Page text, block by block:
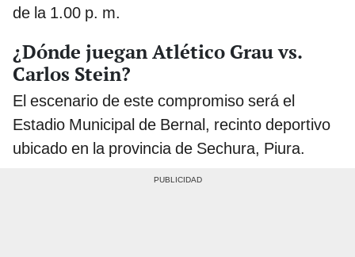
de la 1.00 p. m.
¿Dónde juegan Atlético Grau vs.
Carlos Stein?
El escenario de este compromiso será el
Estadio Municipal de Bernal, recinto deportivo
ubicado en la provincia de Sechura, Piura.